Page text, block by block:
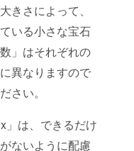
きさによって、
いる小さな宝石
」はそれぞれの
異なりますので
さい。
」は、できるだけ
ないように配慮